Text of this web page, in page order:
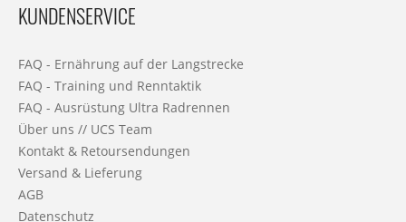
KUNDENSERVICE
FAQ - Ernährung auf der Langstrecke
FAQ - Training und Renntaktik
FAQ - Ausrüstung Ultra Radrennen
Über uns // UCS Team
Kontakt & Retoursendungen
Versand & Lieferung
AGB
Datenschutz